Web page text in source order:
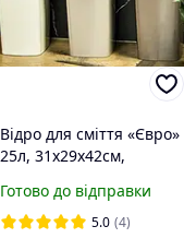
Відро для сміття «Євро»
25л, 31x29x42см,
Алеана
Готово до відправки
5.0 (4)